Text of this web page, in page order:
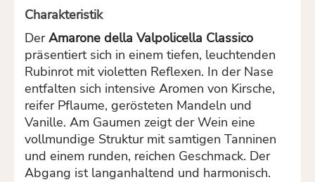
Charakteristik
DerAmarone della Valpolicella Classico
präsentiert sich in einem tiefen, leuchtenden
Rubinrot mit violetten Reflexen. In der Nase
entfalten sich intensive Aromen von Kirsche,
reifer Pflaume, gerösteten Mandeln und
Vanille. Am Gaumen zeigt der Wein eine
vollmundige Struktur mit samtigen Tanninen
und einem runden, reichen Geschmack. Der
Abgang ist langanhaltend und harmonisch.